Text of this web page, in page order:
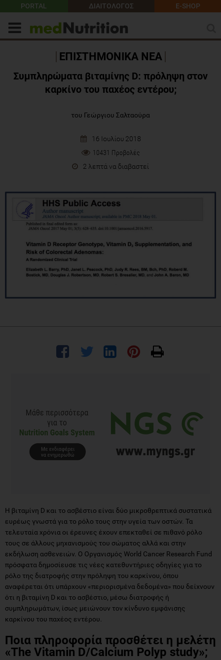
PORTAL ΔΙΑΙΤΟΛΟΓΟΣ E-SHOP
ΕΠΙΣΤΗΜΟΝΙΚΑ ΝΕΑ
Συμπληρώματα βιταμίνης D: πρόληψη στον
καρκίνο του παχέος εντέρου;
του Γεώργιου Σαλταούρα
16 Ιουλίου 2018
10431 Προβολές
2 λεπτά να διαβαστεί
Η βιταμίνη D και το ασβέστιο είναι δύο μικροθρεπτικά συστατικά
ευρέως γνωστά για το ρόλο τους στην υγεία των οστών. Τα
τελευταία χρόνια οι έρευνες έχουν επεκταθεί σε πιθανό ρόλο
τους σε άλλους μηχανισμούς του σώματος αλλά και στην
εκδήλωση ασθενειών. Ο Οργανισμός World Cancer Research Fund
πρόσφατα δημοσίευσε τις νέες κατεθυντήριες οδηγίες για το
ρόλο της διατροφής στην πρόληψη του καρκίνου, όπου
αναφέρεται ότι υπάρχουν «περιορισμένα δεδομένα» που δείχνουν
ότι η βιταμίνη D και το ασβέστιο, μέσω διατροφής ή
συμπληρωμάτων, ίσως μειώνουν τον κίνδυνο εμφάνισης
καρκίνου του παχέος εντέρου.
Ποια πληροφορία προσθέτει η μελέτη
«The Vitamin D/Calcium Polyp study»;